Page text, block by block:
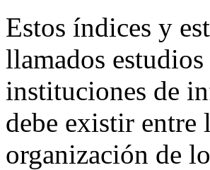
Estos índices y
llamados
instituciones de
debe existir
organización de